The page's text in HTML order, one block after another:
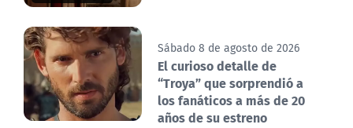
Sábado 8 de agosto de 2026
El curioso detalle de
“Troya” que sorprendió a
los fanáticos a más de 20
años de su estreno